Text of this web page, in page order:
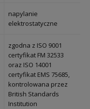
napylanie
elektrostatyczne
zgodna z ISO 9001
certyfikat FM 32533
oraz ISO 14001
certyfikat EMS 75685,
kontrolowana przez
British Standards
Institution